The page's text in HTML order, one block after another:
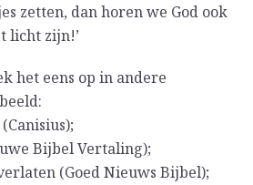
zetten, dan horen we God ook
licht zijn!’
het eens op in andere
Bijbel Vertaling);
(Goed Nieuws Bijbel);